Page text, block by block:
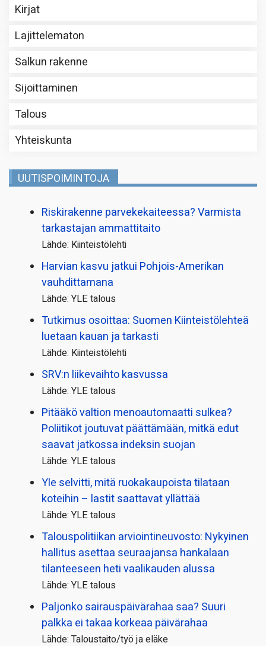
Kirjat
Lajittelematon
Salkun rakenne
Sijoittaminen
Talous
Yhteiskunta
UUTISPOIMINTOJA
Riskirakenne parvekekaiteessa? Varmista
tarkastajan ammattitaito
Lähde: Kiinteistölehti
Harvian kasvu jatkui Pohjois-Amerikan
vauhdittamana
Lähde: YLE talous
Tutkimus osoittaa: Suomen Kiinteistölehteä
luetaan kauan ja tarkasti
Lähde: Kiinteistölehti
SRV:n liikevaihto kasvussa
Lähde: YLE talous
Pitääkö valtion menoautomaatti sulkea?
Poliitikot joutuvat päättämään, mitkä edut
saavat jatkossa indeksin suojan
Lähde: YLE talous
Yle selvitti, mitä ruokakaupoista tilataan
koteihin – lastit saattavat yllättää
Lähde: YLE talous
Talous­politiikan arviointi­neuvosto: Nykyinen
hallitus asettaa seuraajansa hankalaan
tilanteeseen heti vaalikauden alussa
Lähde: YLE talous
Paljonko sairauspäivä­rahaa saa? Suuri
palkka ei takaa korkeaa päivärahaa
Lähde: Taloustaito/työ ja eläke